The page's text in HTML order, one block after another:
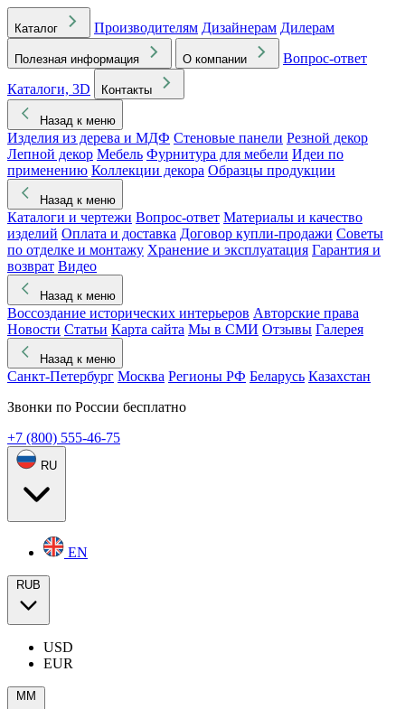
Каталог Производителям Дизайнерам Дилерам
Полезная информация О компании
Вопрос-ответ
Каталоги, 3D
Контакты
Назад к меню
Изделия из дерева и МДФ Стеновые панели Резной декор
Лепной декор Мебель Фурнитура для мебели Идеи по
применению Коллекции декора Образцы продукции
Назад к меню
Каталоги и чертежи Вопрос-ответ Материалы и качество
изделий Оплата и доставка Договор купли-продажи Советы
по отделке и монтажу Хранение и эксплуатация Гарантия и
возврат Видео
Назад к меню
Воссоздание исторических интерьеров Авторские права
Новости Статьи Карта сайта Мы в СМИ Отзывы Галерея
Назад к меню
Санкт-Петербург Москва Регионы РФ Беларусь Казахстан
Звонки по России бесплатно
+7 (800) 555-46-75
RU
EN
RUB
USD
EUR
ММ